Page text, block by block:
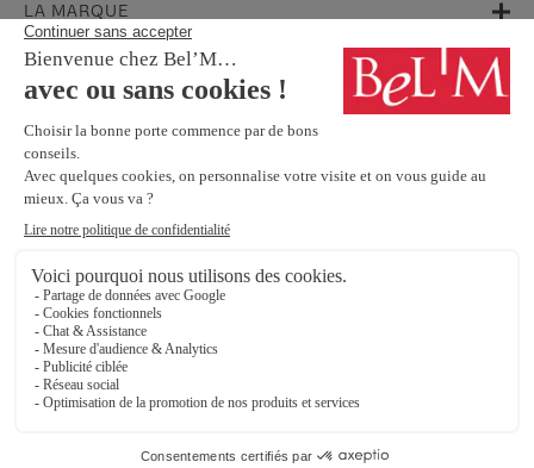
LA MARQUE
AIDE & SUPPORT
FAQ
Garanties
Service Après-Vente
BESOIN D'INFORMATIONS ? NOS CONSEILLERS SONT À VOTRE
SUIVEZ-NOUS SUR LES RÉSEAUX SOCIAUX !
Protection Des Données Personnelles